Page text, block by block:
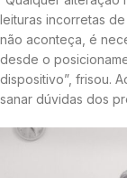
leituras incorretas
não aconteça, é
desde o
dispositivo”, frisou.
sanar dúvidas dos